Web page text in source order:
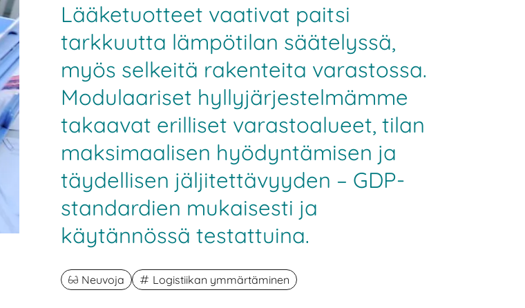
Lääketuotteet vaativat paitsi
tarkkuutta lämpötilan säätelyssä,
myös selkeitä rakenteita varastossa.
Modulaariset hyllyjärjestelmämme
takaavat erilliset varastoalueet, tilan
maksimaalisen hyödyntämisen ja
täydellisen jäljitettävyyden – GDP-
standardien mukaisesti ja
käytännössä testattuina.
Neuvoja Logistiikan ymmärtäminen